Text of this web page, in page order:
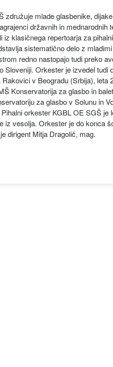
združuje mlade glasbenike,
državnih in
iz klasičnega repertoarja za
sistematično delo z
redno nastopajo tudi preko
Sloveniji. Orkester je izvedel tudi
v Beogradu (Srbija),
Konservatorija za glasbo in
za glasbo v Solunu in
orkester KGBL OE SGŠ je
iz vesolja. Orkester je do konca
dirigent Mitja Dragolič, mag.